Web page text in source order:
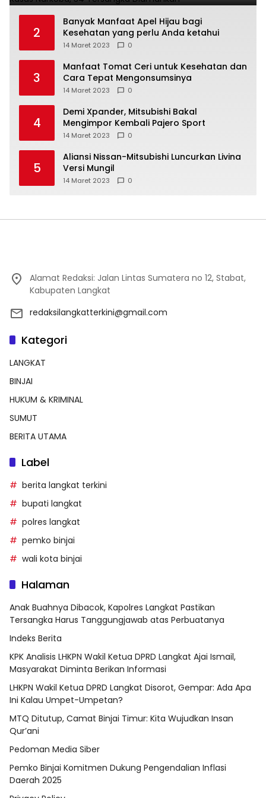
2
Banyak Manfaat Apel Hijau bagi
Kesehatan yang perlu Anda ketahui
14 Maret 2023 0
3
Manfaat Tomat Ceri untuk Kesehatan dan
Cara Tepat Mengonsumsinya
14 Maret 2023 0
4
Demi Xpander, Mitsubishi Bakal
Mengimpor Kembali Pajero Sport
14 Maret 2023 0
5
Aliansi Nissan-Mitsubishi Luncurkan Livina
Versi Mungil
14 Maret 2023 0
Alamat Redaksi: Jalan Lintas Sumatera no 12, Stabat,
Kabupaten Langkat
redaksilangkatterkini@gmail.com
Kategori
LANGKAT
BINJAI
HUKUM & KRIMINAL
SUMUT
BERITA UTAMA
Label
berita langkat terkini
bupati langkat
polres langkat
pemko binjai
wali kota binjai
Halaman
Anak Buahnya Dibacok, Kapolres Langkat Pastikan
Tersangka Harus Tanggungjawab atas Perbuatanya
Indeks Berita
KPK Analisis LHKPN Wakil Ketua DPRD Langkat Ajai Ismail,
Masyarakat Diminta Berikan Informasi
LHKPN Wakil Ketua DPRD Langkat Disorot, Gempar: Ada Apa
Ini Kalau Umpet-Umpetan?
MTQ Ditutup, Camat Binjai Timur: Kita Wujudkan Insan
Qur’ani
Pedoman Media Siber
Pemko Binjai Komitmen Dukung Pengendalian Inflasi
Daerah 2025